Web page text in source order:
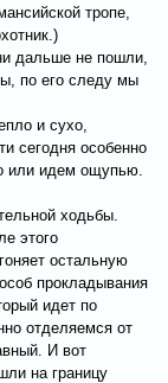
тропе,
дальше не пошли,
по его следу мы
и сухо,
сегодня особенно
или идем ощупью.
ходьбы.
этого
остальную
прокладывания
идет по
отделяемся от
И вот
на границу